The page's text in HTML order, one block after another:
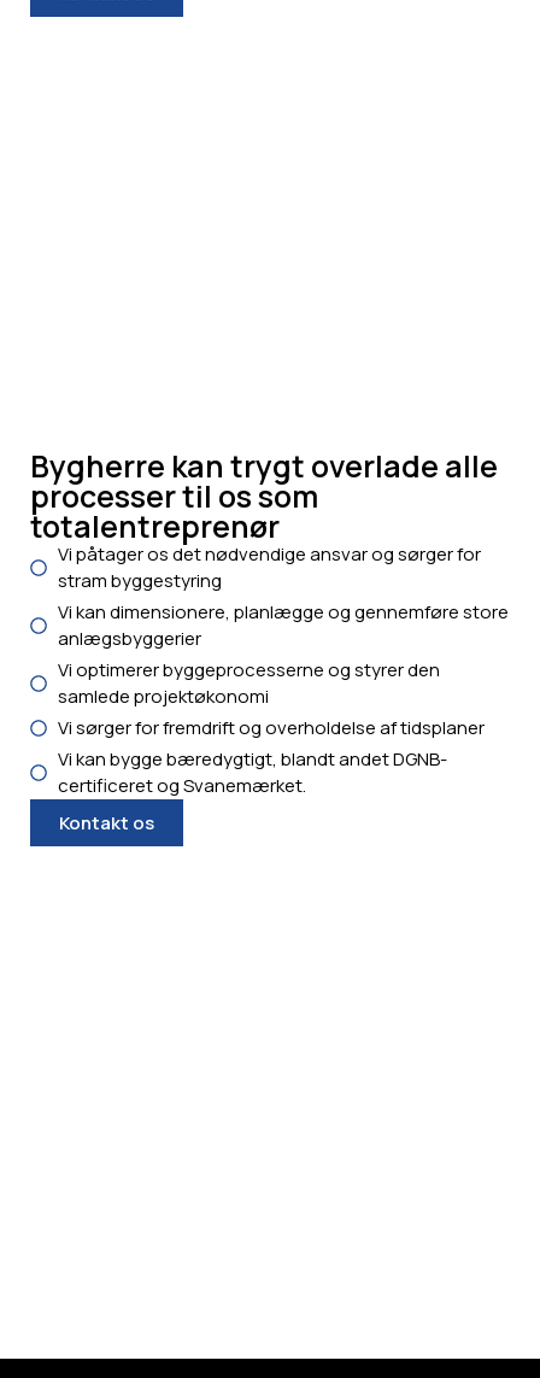
Bygherre kan trygt overlade alle
processer til os som
totalentreprenør
Vi påtager os det nødvendige ansvar og sørger for
stram byggestyring
Vi kan dimensionere, planlægge og gennemføre store
anlægsbyggerier
Vi optimerer byggeprocesserne og styrer den
samlede projektøkonomi
Vi sørger for fremdrift og overholdelse af tidsplaner
Vi kan bygge bæredygtigt, blandt andet DGNB-
certificeret og Svanemærket.
Kontakt os